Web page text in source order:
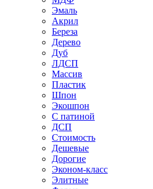
Эмаль
Акрил
Береза
Дерево
Дуб
ЛДСП
Массив
Пластик
Шпон
Экошпон
С патиной
ДСП
Стоимость
Дешевые
Дорогие
Эконом-класс
Элитные